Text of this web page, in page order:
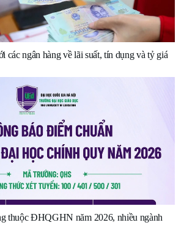
các ngân hàng về lãi suất, tín dụng và tỷ giá
thuộc ĐHQGHN năm 2026, nhiều ngành